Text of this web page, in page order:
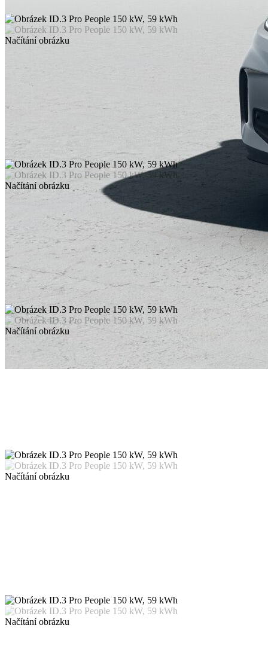
Načítání obrázku
Načítání obrázku
Načítání obrázku
Načítání obrázku
Načítání obrázku